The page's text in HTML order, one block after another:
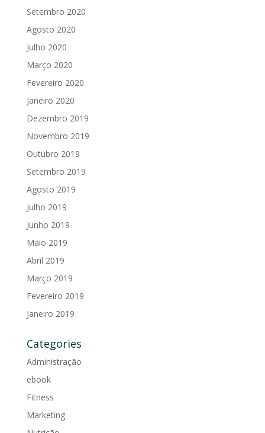
Setembro 2020
Agosto 2020
Julho 2020
Março 2020
Fevereiro 2020
Janeiro 2020
Dezembro 2019
Novembro 2019
Outubro 2019
Setembro 2019
Agosto 2019
Julho 2019
Junho 2019
Maio 2019
Abril 2019
Março 2019
Fevereiro 2019
Janeiro 2019
Categories
Administração
ebook
Fitness
Marketing